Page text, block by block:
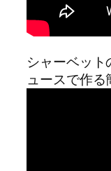
シャーベッ
ュースで作る